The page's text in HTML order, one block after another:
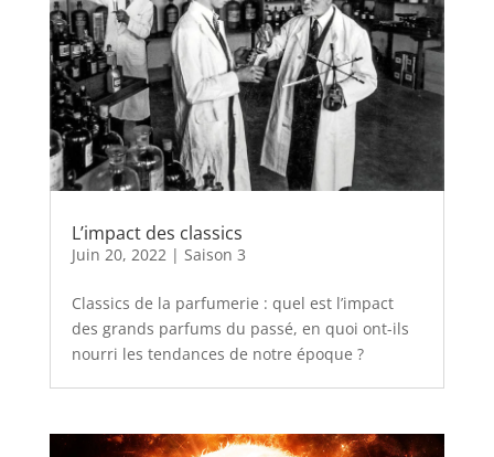
L’impact des classics
Juin 20, 2022| Saison 3
Classics de la parfumerie : quel est l’impact
des grands parfums du passé, en quoi ont-ils
nourri les tendances de notre époque ?